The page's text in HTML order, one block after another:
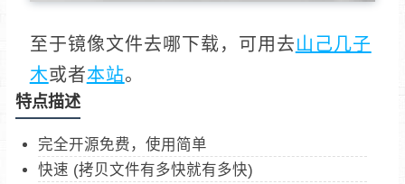
至于镜像文件去哪下载，可用去山己几子
木或者本站。
特点描述
完全开源免费，使用简单
快速 (拷贝文件有多快就有多快)